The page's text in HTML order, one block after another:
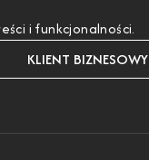
i funkcjonalności.
KLIENT BIZNESOWY